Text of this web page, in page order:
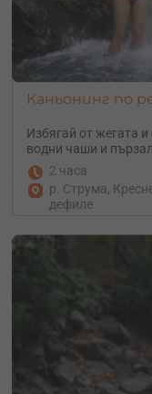
Каньонинг по
Избягай от жегата
водни чаши и
2 часа
р. Струма,
дефиле